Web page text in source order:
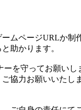
ムページURLか制
助かります。
を守ってお願いし
協力お願いいたし